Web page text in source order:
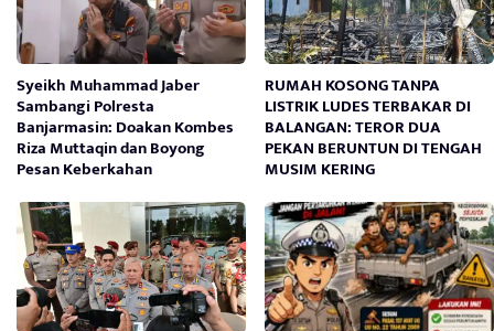
Syeikh Muhammad Jaber
Sambangi Polresta
Banjarmasin: Doakan Kombes
Riza Muttaqin dan Boyong
Pesan Keberkahan
RUMAH KOSONG TANPA
LISTRIK LUDES TERBAKAR DI
BALANGAN: TEROR DUA
PEKAN BERUNTUN DI TENGAH
MUSIM KERING